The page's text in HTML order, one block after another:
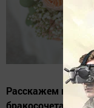
Расскажем
бракосочетания и